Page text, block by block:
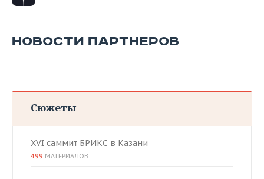
НОВОСТИ ПАРТНЕРОВ
Сюжеты
XVI саммит БРИКС в Казани
499 МАТЕРИАЛОВ